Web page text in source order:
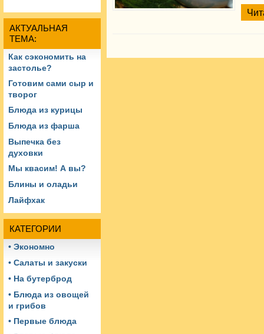
АКТУАЛЬНАЯ
ТЕМА:
Как сэкономить на
застолье?
Готовим сами сыр и
творог
Блюда из курицы
Блюда из фарша
Выпечка без
духовки
Мы квасим! А вы?
Блины и оладьи
Лайфхак
КАТЕГОРИИ
• Экономно
• Салаты и закуски
• На бутерброд
• Блюда из овощей
и грибов
• Первые блюда